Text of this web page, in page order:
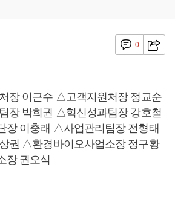
0
장 이근수 △고객지원처장 정교순
장 박희권 △혁신성과팀장 강호철
장 이충래 △사업관리팀장 전형태
권 △환경바이오사업소장 정구황
장 권오식